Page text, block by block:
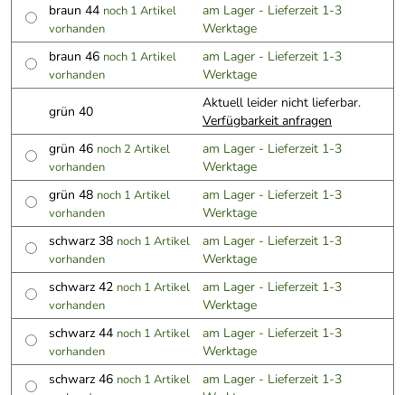
braun 44 noch 1 Artikel
vorhanden
am Lager - Lieferzeit 1-3
Werktage
braun 46 noch 1 Artikel
vorhanden
am Lager - Lieferzeit 1-3
Werktage
grün 40
Aktuell leider nicht lieferbar.
Verfügbarkeit anfragen
grün 46 noch 2 Artikel
vorhanden
am Lager - Lieferzeit 1-3
Werktage
grün 48 noch 1 Artikel
vorhanden
am Lager - Lieferzeit 1-3
Werktage
schwarz 38 noch 1 Artikel
vorhanden
am Lager - Lieferzeit 1-3
Werktage
schwarz 42 noch 1 Artikel
vorhanden
am Lager - Lieferzeit 1-3
Werktage
schwarz 44 noch 1 Artikel
vorhanden
am Lager - Lieferzeit 1-3
Werktage
schwarz 46 noch 1 Artikel
am Lager - Lieferzeit 1-3